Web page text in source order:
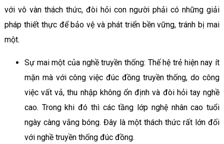
với vô vàn thách thức, đòi hỏi con người phải có những giải
pháp thiết thực để bảo vệ và phát triển bền vững, tránh bị mai
một.
Sự mai một của nghề truyền thống: Thế hệ trẻ hiện nay ít
mặn mà với công việc đúc đồng truyền thống, do công
việc vất vả, thu nhập không ổn định và đòi hỏi tay nghề
cao. Trong khi đó thì các tầng lớp nghệ nhân cao tuổi
ngày càng vắng bóng. Đây là một thách thức rất lớn đối
với nghề truyền thống đúc đồng.